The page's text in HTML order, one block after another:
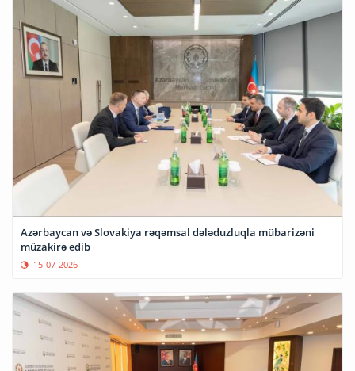
Azərbaycan və Slovakiya rəqəmsal dələduzluqla mübarizəni
müzakirə edib
15-07-2026